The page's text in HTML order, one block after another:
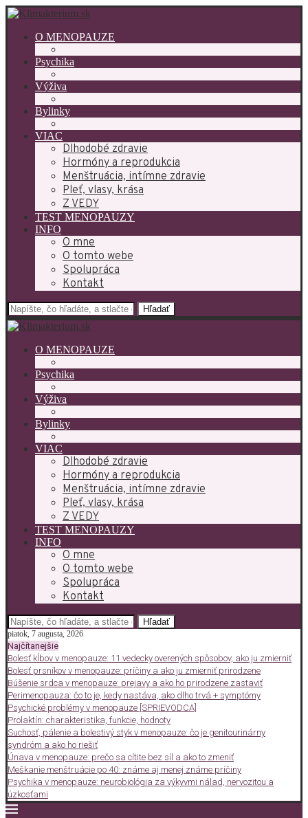
O MENOPAUZE
Psychika
Výživa
Bylinky
VIAC
Dlhodobé zdravie
Hormóny a reprodukcia
Menštruácia, intímne zdravie
Pleť, vlasy, krása
Z VEDY
TEST MENOPAUZY
INFO
O mne
O tomto webe
Spolupráca
Kontakt
Hľadať
O MENOPAUZE
Psychika
Výživa
Bylinky
VIAC
Dlhodobé zdravie
Hormóny a reprodukcia
Menštruácia, intímne zdravie
Pleť, vlasy, krása
Z VEDY
TEST MENOPAUZY
INFO
O mne
O tomto webe
Spolupráca
Kontakt
Hľadať
piatok, 7 augusta, 2026
Najčítanejšie
Bolesť kĺbov v menopauze: 11 vedecky overených spôsobov, ako ju zmierniť
Bolesť prsníkov v menopauze: príčiny a ako ju zmierniť prirodzene
Búšenie srdca v menopauze: prejavy a ako ho prirodzene zastaviť
Perimenopauza: čo to je, kedy nastáva, ako dlho trvá + symptómy
Psychické problémy v menopauze [SPRIEVODCA]
Prolaktín: charakteristika, funkcie, hodnoty
Suchosť, pálenie a bolestivý styk v menopauze: čo je genitourinárny
syndróm a ako ho riešiť
Únava v menopauze: prečo sa cítite bez síl a ako to zmeniť
Meškanie menštruácie po 40: známe aj menej známe príčiny
Psychika v menopauze: neurobiológia za výkyvmi nálad, nervozitou a
úzkosťami